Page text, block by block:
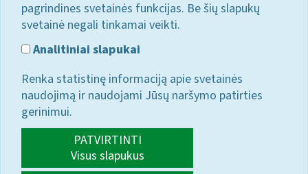
pagrindines svetainės funkcijas. Be šių slapukų
svetainė negali tinkamai veikti.
Analitiniai slapukai
Renka statistinę informaciją apie svetainės
naudojimą ir naudojami Jūsų naršymo patirties
gerinimui.
PATVIRTINTI
Visus slapukus